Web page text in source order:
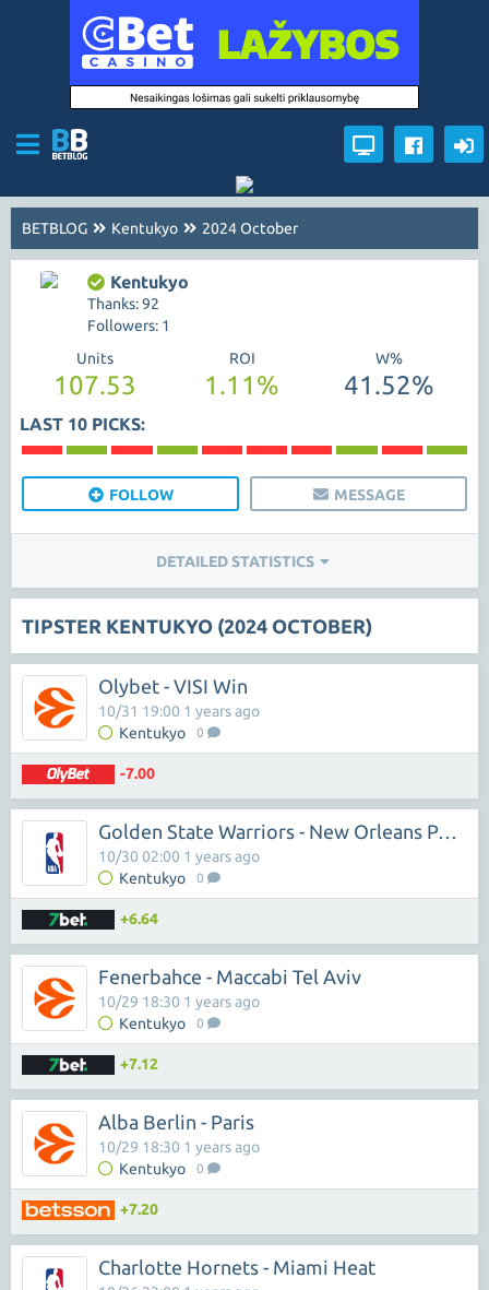
BETBLOG Kentukyo 2024 October
Kentukyo
Thanks: 92
Followers: 1
Units
107.53
ROI
1.11%
W%
41.52%
LAST 10 PICKS:
FOLLOW MESSAGE
DETAILED STATISTICS
TIPSTER KENTUKYO (2024 OCTOBER)
Olybet - VISI Win
Kentukyo 0
10/31 19:00 1 years ago
-7.00
Golden State Warriors - New Orleans Pelicans
Kentukyo 0
10/30 02:00 1 years ago
+6.64
Fenerbahce - Maccabi Tel Aviv
Kentukyo 0
10/29 18:30 1 years ago
+7.12
Alba Berlin - Paris
Kentukyo 0
10/29 18:30 1 years ago
+7.20
Charlotte Hornets - Miami Heat